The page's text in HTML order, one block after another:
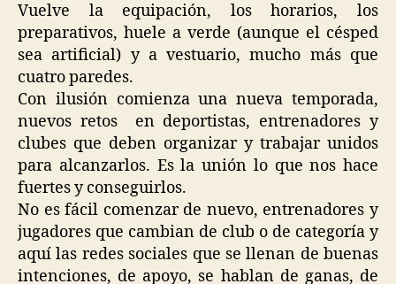
Vuelve la equipación, los horarios, los
preparativos, huele a verde (aunque el césped
sea artificial) y a vestuario, mucho más que
cuatro paredes.
Con ilusión comienza una nueva temporada,
nuevos retos en deportistas, entrenadores y
clubes que deben organizar y trabajar unidos
para alcanzarlos. Es la unión lo que nos hace
fuertes y conseguirlos.
No es fácil comenzar de nuevo, entrenadores y
jugadores que cambian de club o de categoría y
aquí las redes sociales que se llenan de buenas
intenciones, de apoyo, se hablan de ganas, de